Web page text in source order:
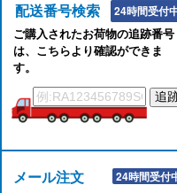
配送番号検索 24時間受付
ご購入されたお荷物の追跡番号
は、こちらより確認ができま
す。
メール注文 24時間受付